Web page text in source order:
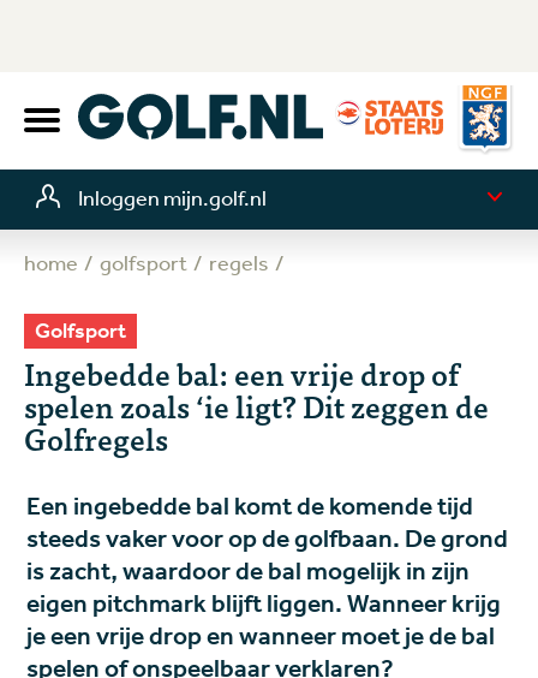
Inloggen mijn.golf.nl
home golfsport regels
Golfsport
Ingebedde bal: een vrije drop of
spelen zoals ‘ie ligt? Dit zeggen de
Golfregels
Een ingebedde bal komt de komende tijd
steeds vaker voor op de golfbaan. De grond
is zacht, waardoor de bal mogelijk in zijn
eigen pitchmark blijft liggen. Wanneer krijg
je een vrije drop en wanneer moet je de bal
spelen of onspeelbaar verklaren?